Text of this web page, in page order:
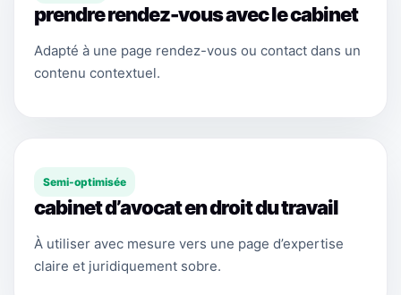
prendre rendez-vous avec le cabinet
Adapté à une page rendez-vous ou contact dans un
contenu contextuel.
Semi-optimisée
cabinet d’avocat en droit du travail
À utiliser avec mesure vers une page d’expertise
claire et juridiquement sobre.